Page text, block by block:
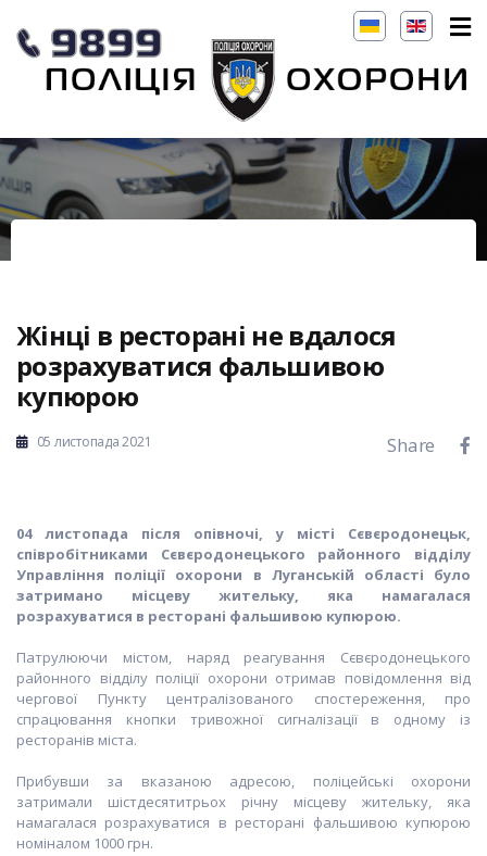
Жінці в ресторані не вдалося
розрахуватися фальшивою
купюрою
05 листопада 2021 Share
04 листопада після опівночі, у місті Сєвєродонецьк,
співробітниками Сєвєродонецького районного відділу
Управління поліції охорони в Луганській області було
затримано місцеву жительку, яка намагалася
розрахуватися в ресторані фальшивою купюрою.
Патрулюючи містом, наряд реагування Сєвєродонецького
районного відділу поліції охорони отримав повідомлення від
чергової Пункту централізованого спостереження, про
спрацювання кнопки тривожної сигналізації в одному із
ресторанів міста.
Прибувши за вказаною адресою, поліцейські охорони
затримали шістдесятитрьох річну місцеву жительку, яка
намагалася розрахуватися в ресторані фальшивою купюрою
номіналом 1000 грн.